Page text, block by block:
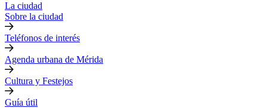
La ciudad
Sobre la ciudad
Teléfonos de interés
Agenda urbana de Mérida
Cultura y Festejos
Guía útil